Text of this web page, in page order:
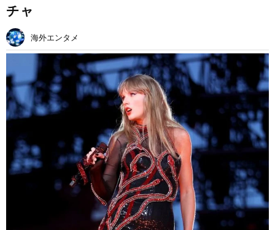
チャ
海外エンタメ